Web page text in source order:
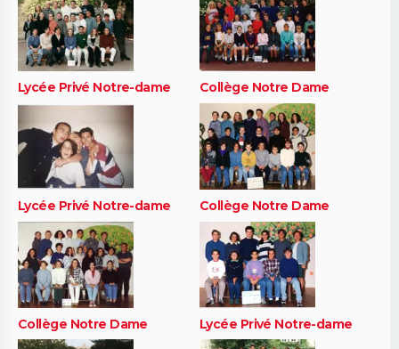
Lycée Privé Notre-dame Collège Notre Dame
Lycée Privé Notre-dame Collège Notre Dame
Collège Notre Dame Lycée Privé Notre-dame